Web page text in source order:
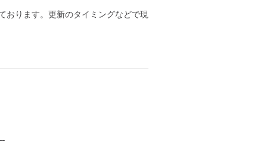
おります。更新のタイミングなどで現